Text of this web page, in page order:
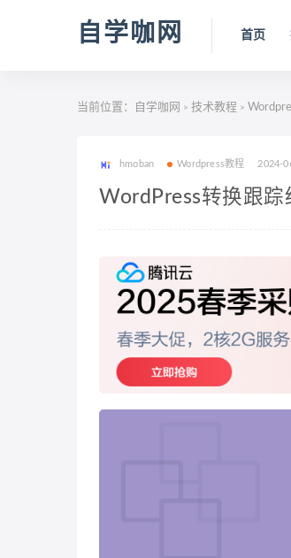
自学咖网 首页
当前位置： 自学咖网 > 技术教程 >
hmoban Wordpress教程 2024-
WordPress转换跟踪